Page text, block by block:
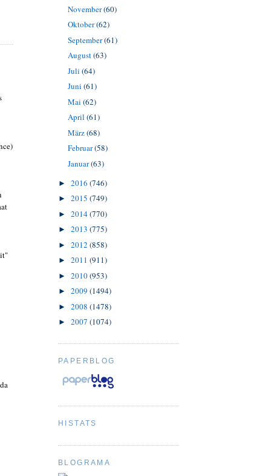
November(60)
Oktober(62)
September(61)
August(63)
Juli (64)
Juni (61)
Mai (62)
April (61)
März(68)
Februar(58)
Januar(63)
► 2016 (746)
► 2015 (749)
► 2014(770)
► 2013 (775)
► 2012 (858)
► 2011 (911)
► 2010(953)
► 2009 (1494)
► 2008 (1478)
► 2007 (1074)
PAPERBLOG
HISTATS
BLOGRAMA